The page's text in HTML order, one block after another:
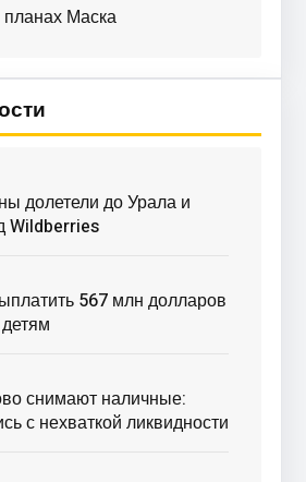
Маска
долетели до Урала и
Wildberries
567 млн долларов
снимают наличные:
с нехваткой ликвидности